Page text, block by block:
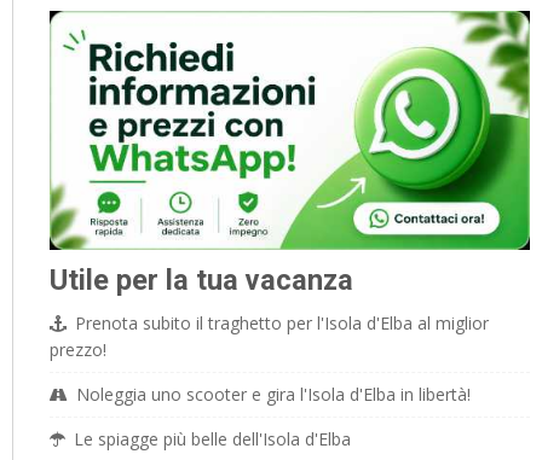
Utile per la tua vacanza
Prenota subito il traghetto per l'Isola d'Elba al miglior
prezzo!
Noleggia uno scooter e gira l'Isola d'Elba in libertà!
Le spiagge più belle dell'Isola d'Elba